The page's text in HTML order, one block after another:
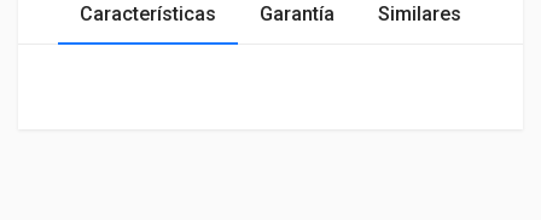
Características Garantía Similares